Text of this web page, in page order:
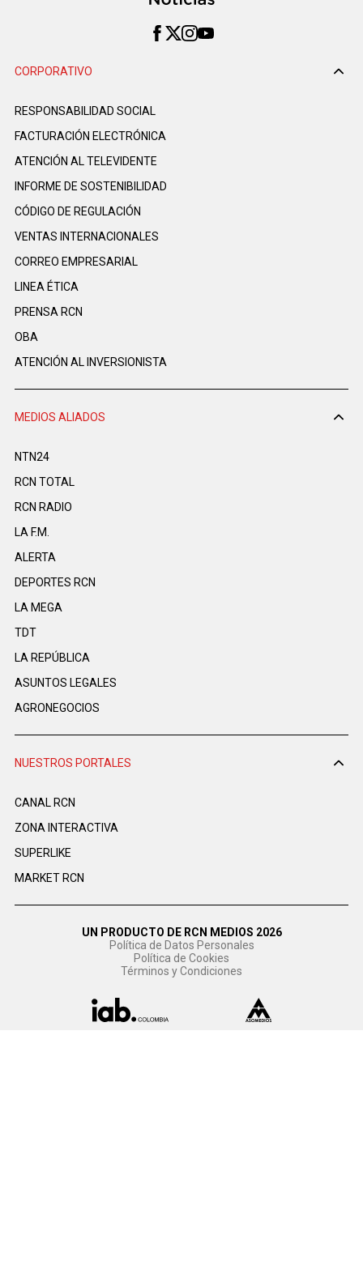
CORPORATIVO
RESPONSABILIDAD SOCIAL
FACTURACIÓN ELECTRÓNICA
ATENCIÓN AL TELEVIDENTE
INFORME DE SOSTENIBILIDAD
CÓDIGO DE REGULACIÓN
VENTAS INTERNACIONALES
CORREO EMPRESARIAL
LINEA ÉTICA
PRENSA RCN
OBA
ATENCIÓN AL INVERSIONISTA
MEDIOS ALIADOS
NTN24
RCN TOTAL
RCN RADIO
LA F.M.
ALERTA
DEPORTES RCN
LA MEGA
TDT
LA REPÚBLICA
ASUNTOS LEGALES
AGRONEGOCIOS
NUESTROS PORTALES
CANAL RCN
ZONA INTERACTIVA
SUPERLIKE
MARKET RCN
UN PRODUCTO DE RCN MEDIOS 2026
Política de Datos Personales
Política de Cookies
Términos y Condiciones